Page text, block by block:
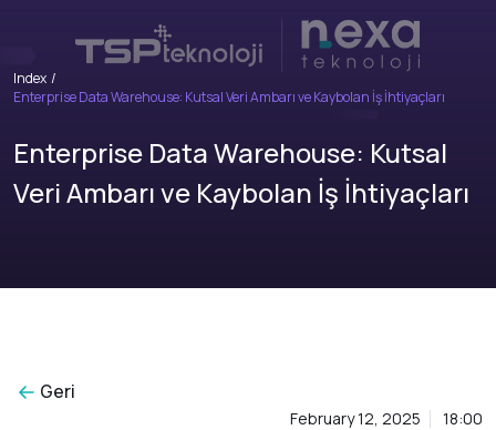
Index
Enterprise Data Warehouse: Kutsal Veri Ambarı ve Kaybolan İş İhtiyaçları
Enterprise Data Warehouse: Kutsal
Veri Ambarı ve Kaybolan İş İhtiyaçları
Geri
February 12, 2025
18:00